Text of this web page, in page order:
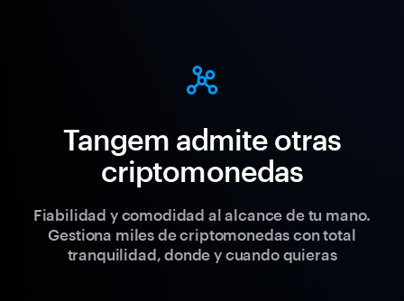
Tangem admite otras
criptomonedas
Fiabilidad y comodidad al alcance de tu mano.
Gestiona miles de criptomonedas con total
tranquilidad, donde y cuando quieras